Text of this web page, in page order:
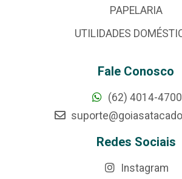
PAPELARIA
UTILIDADES
Fale Conosco
(62) 4014-4700
Redes Sociais
Instagram